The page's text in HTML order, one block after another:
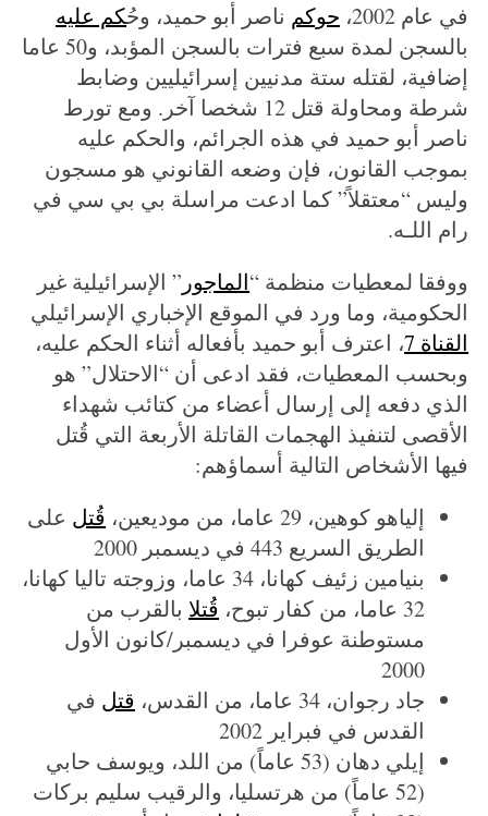
في عام 2002،
حوكم ناصر أبو حميد، وحُكم عليه
بالسجن لمدة سبع فترات بالسجن المؤبد، و50 عاما
إضافية، لقتله ستة مدنيين إسرائيليين وضابط
شرطة ومحاولة قتل 12 شخصا آخر. ومع تورط
ناصر أبو حميد في هذه الجرائم، والحكم عليه
بموجب القانون، فإن وضعه القانوني هو مسجون
وليس “معتقلاً” كما ادعت مراسلة بي بي سي في
رام اللـه.
ووفقا لمعطيات منظمة “الماجور ” الإسرائيلية غير
الحكومية، وما ورد في الموقع الإخباري الإسرائيلي
القناة 7 ، اعترف أبو حميد بأفعاله أثناء الحكم عليه،
وبحسب المعطيات، فقد ادعى أن “الاحتلال” هو
الذي دفعه إلى إرسال أعضاء من كتائب شهداء
الأقصى لتنفيذ الهجمات القاتلة الأربعة التي قُتل
فيها الأشخاص التالية أسماؤهم:
إلياهو كوهين، 29 عاما، من موديعين،
قُتل على
الطريق السريع 443 في ديسمبر 2000
بنيامين زئيف كهانا، 34 عاما، وزوجته تاليا كهانا،
32 عاما، من كفار تبوح،
قُتلا بالقرب من
مستوطنة عوفرا في ديسمبر/كانون الأول
2000
جاد رجوان، 34 عاما، من القدس،
قتل في
القدس في فبراير 2002
إيلي دهان (53 عاماً) من اللد، ويوسف حابي
(52 عاماً) من هرتسليا، والرقيب سليم بركات